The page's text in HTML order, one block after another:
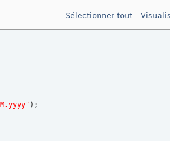
Sélectionner tout -
) ;